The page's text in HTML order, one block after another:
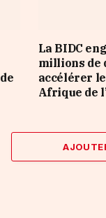
La BIDC
millions de
accélérer
Afrique de